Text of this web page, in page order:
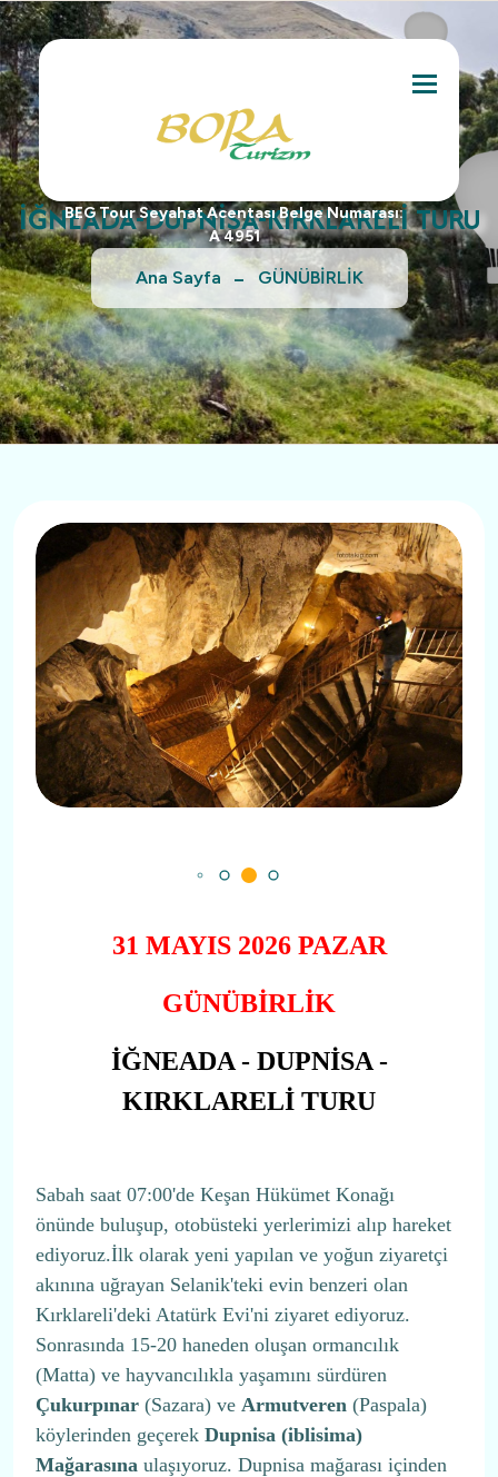
Toggle
BEG Tour Seyahat Acentası Belge Numarası:
A 4951
İĞNEADA-DUPNİSA-KIRKLARELİ TURU
Ana Sayfa GÜNÜBİRLİK
31 MAYIS 2026 PAZAR
GÜNÜBİRLİK
İĞNEADA - DUPNİSA -
KIRKLARELİ TURU
Sabah saat 07:00'de Keşan Hükümet Konağı
önünde buluşup, otobüsteki yerlerimizi alıp hareket
ediyoruz.İlk olarak yeni yapılan ve yoğun ziyaretçi
akınına uğrayan Selanik'teki evin benzeri olan
Kırklareli'deki Atatürk Evi'ni ziyaret ediyoruz.
Sonrasında 15-20 haneden oluşan ormancılık
(Matta) ve hayvancılıkla yaşamını sürdüren
Çukurpınar (Sazara) ve Armutveren (Paspala)
köylerinden geçerek Dupnisa (iblisima)
Mağarasına ulaşıyoruz. Dupnisa mağarası içinden